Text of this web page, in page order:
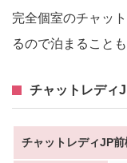
完全個室のチャッ
るので泊まること
チャットレディ
チャットレディJP